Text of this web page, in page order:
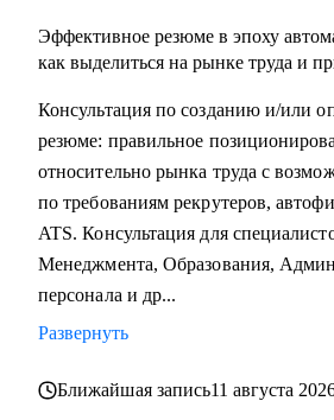
Про мой опыт:
Операционным директором после
full-time занятости.
• Трижды проходила
медицинское образование, опыт в
безопасности (Wallarm), Edtech
Практикум, QA Guru) и высшего
• Регулярно прохожу обучение на
глубже разбираться в профессиях, по
Эффективное резюме в эпоху
как выделиться на рынке труда и
Консультация по созданию и/или
резюме: правильное
относительно рынка труда с
по требованиям рекрутеров,
ATS. Консультация для
Менеджмента, Образования,
персонала и др...
Развернуть
Ближайшая запись11 августа